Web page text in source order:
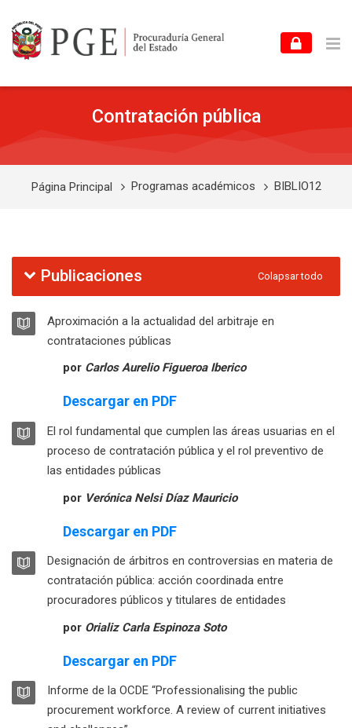
Contratación pública
Página Principal Programas académicos BIBLIO12
Diagrama de temas
Publicaciones Colapsar todo
LIBRO
Aproximación a la actualidad del arbitraje en
contrataciones públicas
por Carlos Aurelio Figueroa Iberico
Descargar en PDF
LIBRO
El rol fundamental que cumplen las áreas usuarias en el
proceso de contratación pública y el rol preventivo de
las entidades públicas
por Verónica Nelsi Díaz Mauricio
Descargar en PDF
LIBRO
Designación de árbitros en controversias en materia de
contratación pública: acción coordinada entre
procuradores públicos y titulares de entidades
por Orializ Carla Espinoza Soto
Descargar en PDF
LIBRO
Informe de la OCDE “Professionalising the public
procurement workforce. A review of current initiatives